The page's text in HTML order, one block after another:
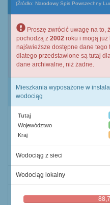
(Źródło: Narodowy Spis Powszechny
Proszę zwrócić uwagę na to,
pochodzą z 2002 roku i mogą już
najświeższe dostępne dane tego
dlatego przedstawione są tutaj
dane archiwalne, niż żadne.
Mieszkania wyposażone w
wodociąg
Tutaj
Województwo
Kraj
Wodociąg z sieci
Wodociąg lokalny